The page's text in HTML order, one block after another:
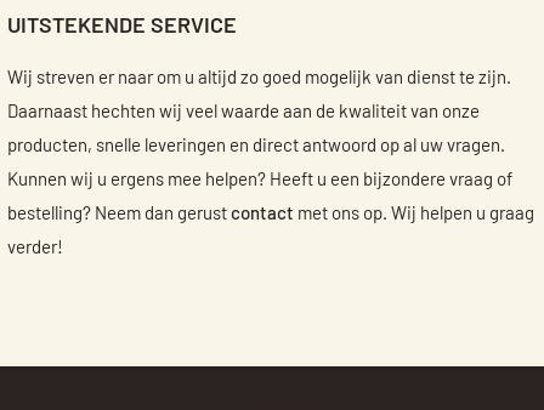
UITSTEKENDE SERVICE
Wij streven er naar om u altijd zo goed mogelijk van dienst te zijn.
Daarnaast hechten wij veel waarde aan de kwaliteit van onze
producten, snelle leveringen en direct antwoord op al uw vragen.
Kunnen wij u ergens mee helpen? Heeft u een bijzondere vraag of
bestelling? Neem dan gerust contact met ons op. Wij helpen u graag
verder!